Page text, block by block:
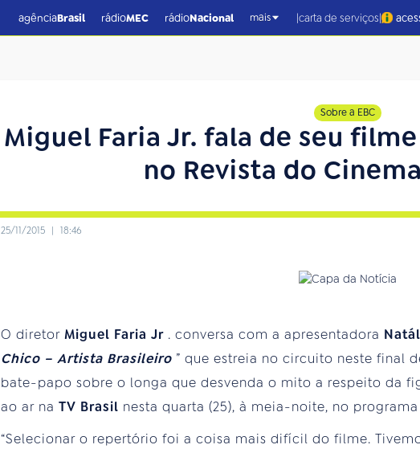
agênciaBrasil rádioMEC rádioNacional mais |carta de serviços|
Sobre a EBC
Miguel Faria Jr. fala de seu
no Revista do
25/11/2015 | 18:46
O diretor Miguel Faria Jr . conversa com a apresentadora
Chico – Artista Brasileiro ” que estreia no circuito neste final
bate-papo sobre o longa que desvenda o mito a respeito da
ao ar na TV Brasil nesta quarta (25), à meia-noite, no programa
“Selecionar o repertório foi a coisa mais difícil do filme.